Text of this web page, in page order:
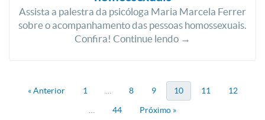
Assista a palestra da psicóloga Maria Marcela Ferrer
sobre o acompanhamento das pessoas homossexuais.
Confira! Continue lendo →
« Anterior 1 8 9 10 11 12
44 Próximo »